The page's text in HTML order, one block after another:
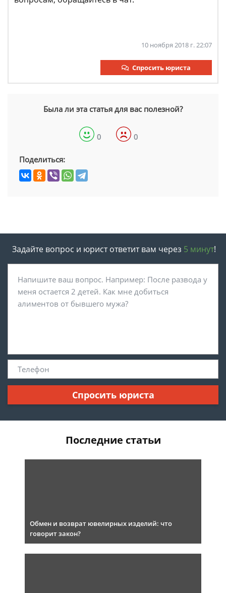
10 ноября 2018 г. 22:07
Спросить юриста
Была ли эта статья для вас полезной?
0 0
Поделиться:
Задайте вопрос и юрист ответит вам через 5 минут!
Спросить юриста
Последние статьи
Обмен и возврат ювелирных изделий: что
говорит закон?